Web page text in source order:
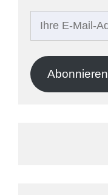
Adresse
Abonnieren